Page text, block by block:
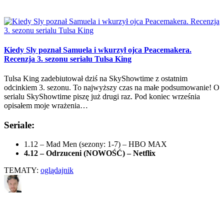
Kiedy Sly poznał Samuela i wkurzył ojca Peacemakera.
Recenzja 3. sezonu serialu Tulsa King
Tulsa King zadebiutował dziś na SkyShowtime z ostatnim
odcinkiem 3. sezonu. To najwyższy czas na małe podsumowanie! O
serialu SkyShowtime piszę już drugi raz. Pod koniec września
opisałem moje wrażenia…
Seriale:
1.12 – Mad Men (sezony: 1-7) – HBO MAX
4.12 – Odrzuceni (NOWOŚĆ) – Netflix
TEMATY: oglądajnik